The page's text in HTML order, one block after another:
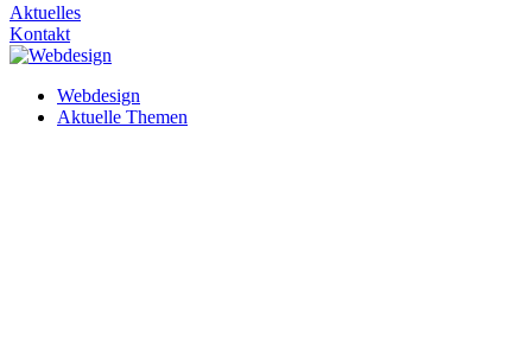
Aktuelles
Kontakt
Webdesign
Aktuelle Themen